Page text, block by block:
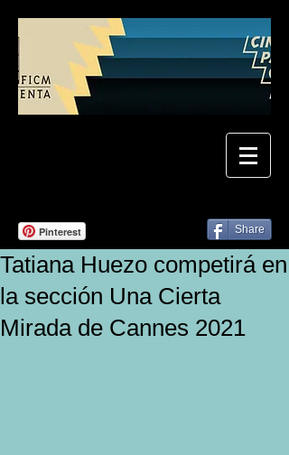
Pinterest Share
Tatiana Huezo competirá en
la sección Una Cierta
Mirada de Cannes 2021